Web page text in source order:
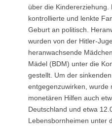
über die Kindererziehung.
kontrollierte und lenkte
Geburt an politisch.
wurden von der Hitler-
heranwachsende
Mädel (BDM) unter die
gestellt. Um der
entgegenzuwirken, wurde
monetären Hilfen auch
Deutschland und etwa
Lebensbornheimen unter